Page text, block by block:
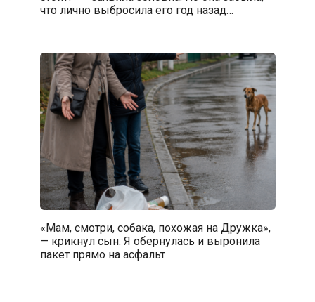
что лично выбросила его год назад…
«Мам, смотри, собака, похожая на Дружка»,
— крикнул сын. Я обернулась и выронила
пакет прямо на асфальт